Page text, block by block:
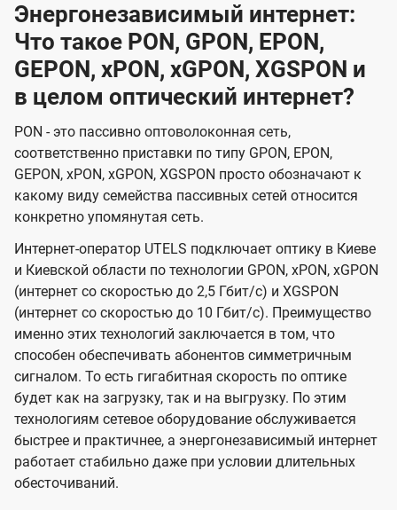
Энергонезависимый интернет:
Что такое PON, GPON, EPON,
GEPON, xPON, xGPON, XGSPON и
в целом оптический интернет?
PON - это пассивно оптоволоконная сеть,
соответственно приставки по типу GPON, EPON,
GEPON, xPON, xGPON, XGSPON просто обозначают к
какому виду семейства пассивных сетей относится
конкретно упомянутая сеть.
Интернет-оператор UTELS подключает оптику в Киеве
и Киевской области по технологии GPON, xPON, xGPON
(интернет со скоростью до 2,5 Гбит/с) и XGSPON
(интернет со скоростью до 10 Гбит/с). Преимущество
именно этих технологий заключается в том, что
способен обеспечивать абонентов симметричным
сигналом. То есть гигабитная скорость по оптике
будет как на загрузку, так и на выгрузку. По этим
технологиям сетевое оборудование обслуживается
быстрее и практичнее, а энергонезависимый интернет
работает стабильно даже при условии длительных
обесточиваний.